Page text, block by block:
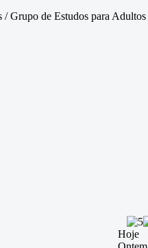
de Estudos para Adultos
Hoje